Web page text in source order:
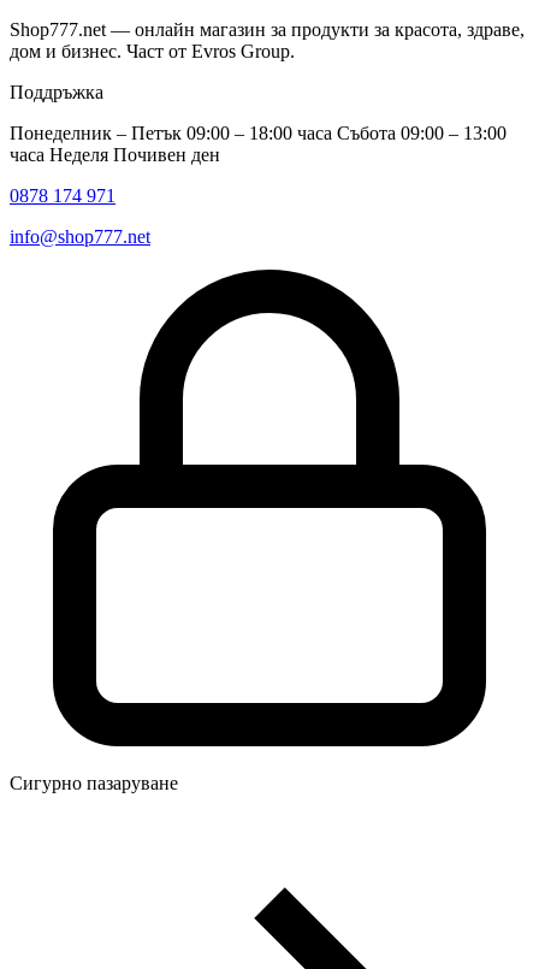
Shop777.net — онлайн магазин за продукти за красота, здраве,
дом и бизнес. Част от Evros Group.
Поддръжка
Понеделник – Петък 09:00 – 18:00 часа Събота 09:00 – 13:00
часа Неделя Почивен ден
0878 174 971
info@shop777.net
Сигурно пазаруване